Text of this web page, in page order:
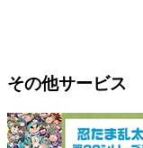
その他サービス